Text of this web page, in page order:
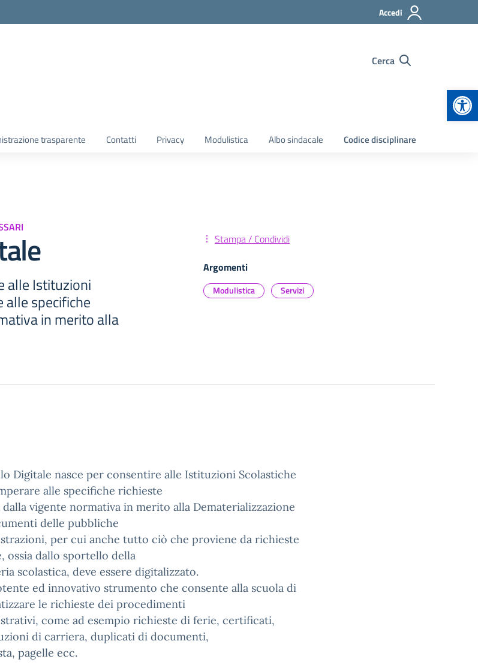
Accedi
Cerca
trasparente Contatti Privacy Modulistica Albo sindacale Codice disciplinare
alle Istituzioni
alle specifiche
in merito alla
Stampa / Condividi
Argomenti
Modulistica Servizi
Digitale nasce per consentire alle Istituzioni Scolastiche
alle specifiche richieste
vigente normativa in merito alla Dematerializzazione
delle pubbliche
per cui anche tutto ciò che proviene da richieste
ossia dallo sportello della
scolastica, deve essere digitalizzato.
ed innovativo strumento che consente alla scuola di
le richieste dei procedimenti
come ad esempio richieste di ferie, certificati,
di carriera, duplicati di documenti,
pagelle ecc.